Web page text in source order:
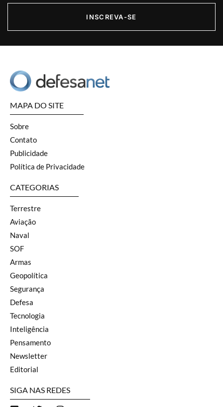
INSCREVA-SE
MAPA DO SITE
Sobre
Contato
Publicidade
Política de Privacidade
CATEGORIAS
Terrestre
Aviação
Naval
SOF
Armas
Geopolítica
Segurança
Defesa
Tecnologia
Inteligência
Pensamento
Newsletter
Editorial
SIGA NAS REDES